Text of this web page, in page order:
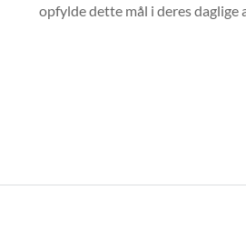
opfylde dette mål i deres daglige